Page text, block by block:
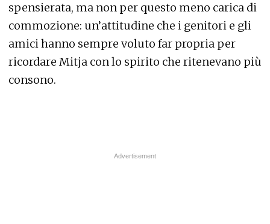
spensierata, ma non per questo meno carica di
commozione: un’attitudine che i genitori e gli
amici hanno sempre voluto far propria per
ricordare Mitja con lo spirito che ritenevano più
consono.